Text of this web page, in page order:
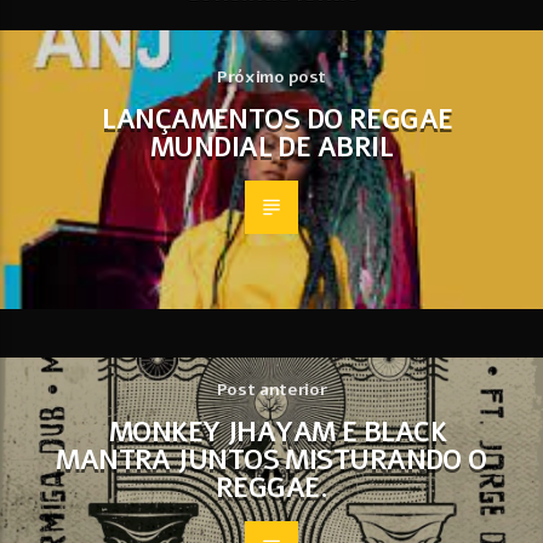
Próximo post
LANÇAMENTOS DO REGGAE
MUNDIAL DE ABRIL
Post anterior
MONKEY JHAYAM E BLACK
MANTRA JUNTOS MISTURANDO O
REGGAE.